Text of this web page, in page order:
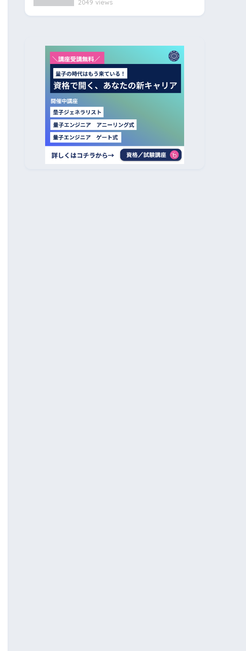
2049 views